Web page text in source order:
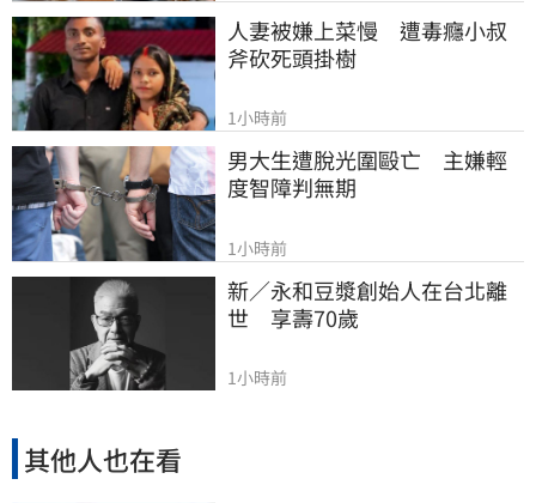
人妻被嫌上菜慢　遭毒癮小叔
斧砍死頭掛樹
1小時前
男大生遭脫光圍毆亡　主嫌輕
度智障判無期
1小時前
新／永和豆漿創始人在台北離
世　享壽70歲
1小時前
其他人也在看